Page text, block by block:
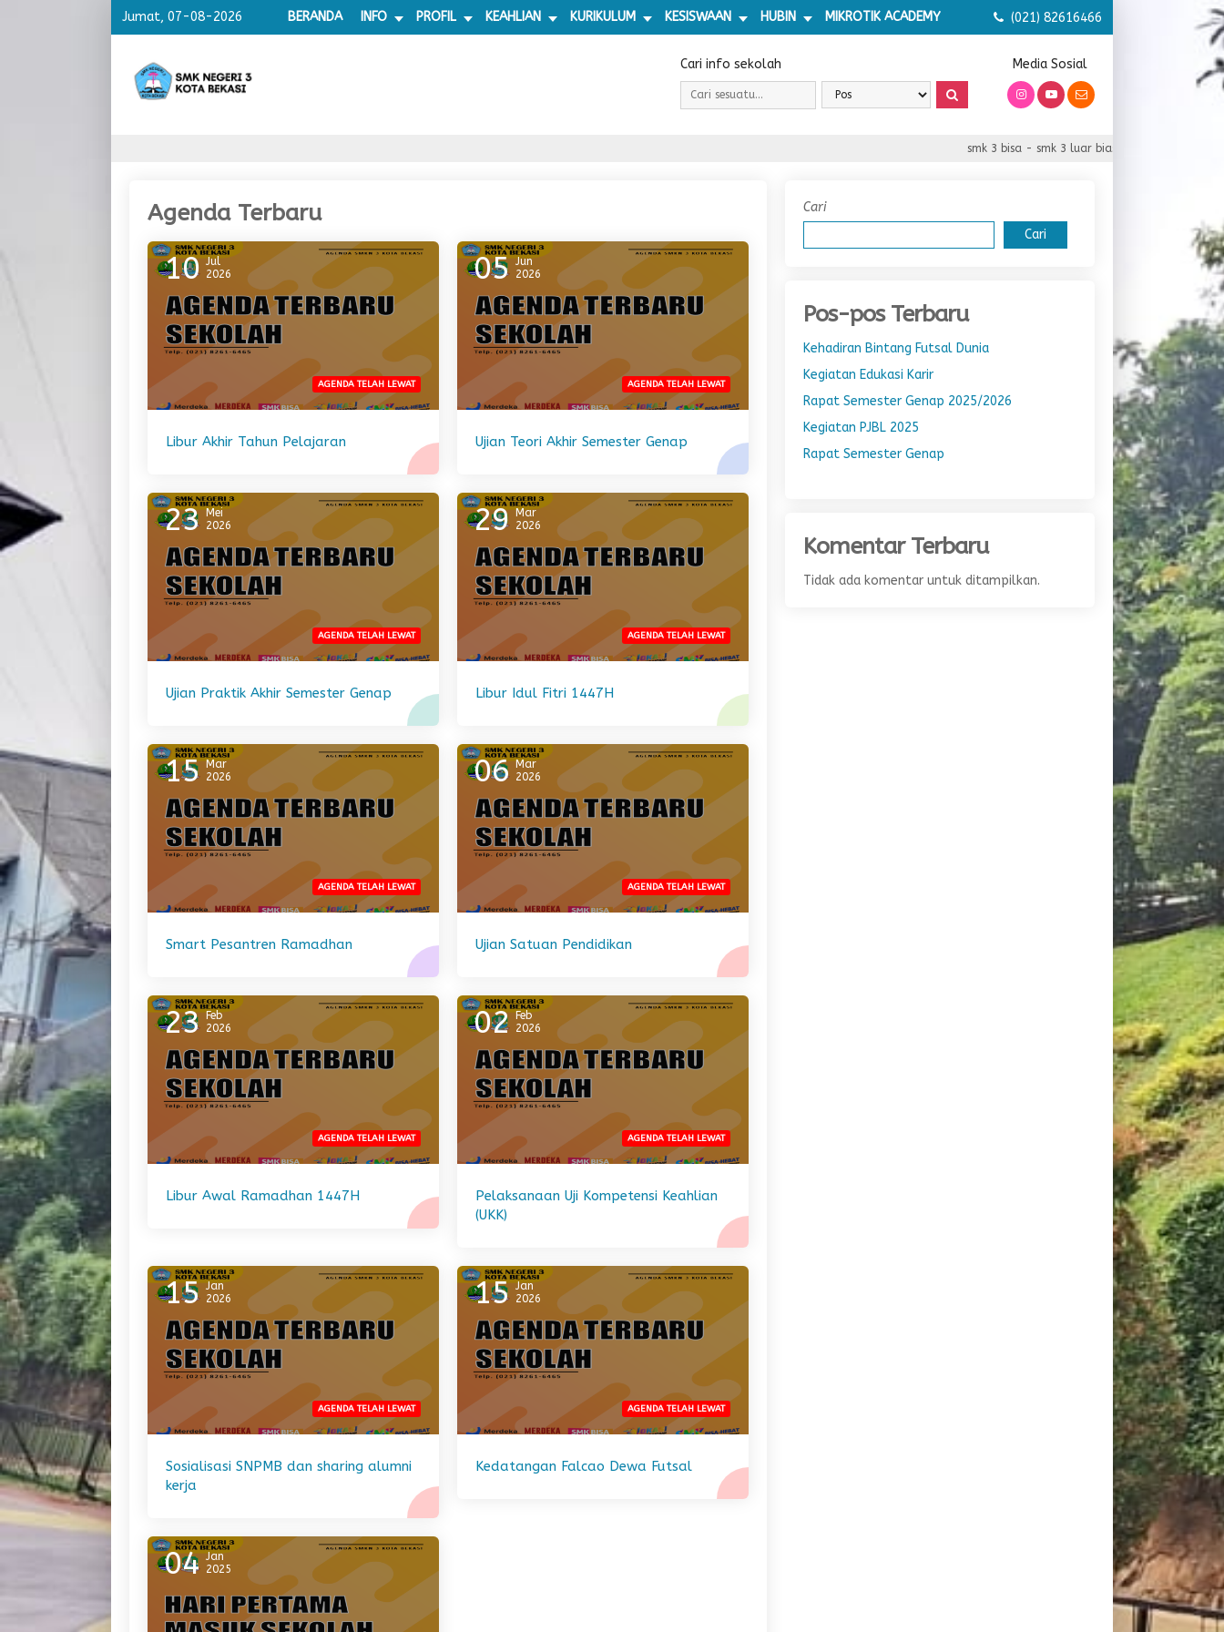
Jumat, 07-08-2026 BERANDA INFO PROFIL KEAHLIAN KURIKULUM KESISWAAN HUBIN MIKROTIK ACADEMY (021) 82616466
Cari info sekolah Media Sosial
smk 3 bisa - smk 3 luar biasa - smk 3 serba bisa
Agenda Terbaru
10 Jul
2026
AGENDA TELAH LEWAT
Libur Akhir Tahun Pelajaran
05 Jun
2026
AGENDA TELAH LEWAT
Ujian Teori Akhir Semester Genap
23 Mei
2026
AGENDA TELAH LEWAT
Ujian Praktik Akhir Semester Genap
29 Mar
2026
AGENDA TELAH LEWAT
Libur Idul Fitri 1447H
15 Mar
2026
AGENDA TELAH LEWAT
Smart Pesantren Ramadhan
06 Mar
2026
AGENDA TELAH LEWAT
Ujian Satuan Pendidikan
23 Feb
2026
AGENDA TELAH LEWAT
Libur Awal Ramadhan 1447H
02 Feb
2026
AGENDA TELAH LEWAT
Pelaksanaan Uji Kompetensi Keahlian
(UKK)
15 Jan
2026
AGENDA TELAH LEWAT
Sosialisasi SNPMB dan sharing alumni
kerja
15 Jan
2026
AGENDA TELAH LEWAT
Kedatangan Falcao Dewa Futsal
04 Jan
2025
Cari
Cari
Pos-pos Terbaru
Kehadiran Bintang Futsal Dunia
Kegiatan Edukasi Karir
Rapat Semester Genap 2025/2026
Kegiatan PJBL 2025
Rapat Semester Genap
Komentar Terbaru
Tidak ada komentar untuk ditampilkan.